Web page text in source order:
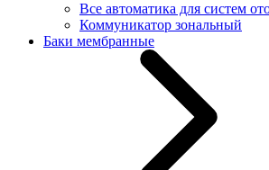
Все автоматика для систем
Коммуникатор зональный
Баки мембранные